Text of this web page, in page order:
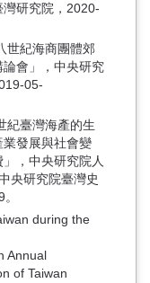
研究院，2020-
世紀海商團體郊
會」，中央研究
05-
紀臺灣海產的生
發展與社會變
，中央研究院人
央研究院臺灣史
during the
Annual
of Taiwan